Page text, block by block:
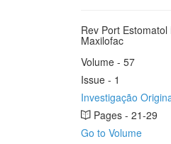
Rev Port
Maxilofac
Volume - 57
Issue - 1
Investigação
Pages - 21-29
Go to Volume